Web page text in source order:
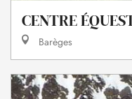
CENTRE
Barèges